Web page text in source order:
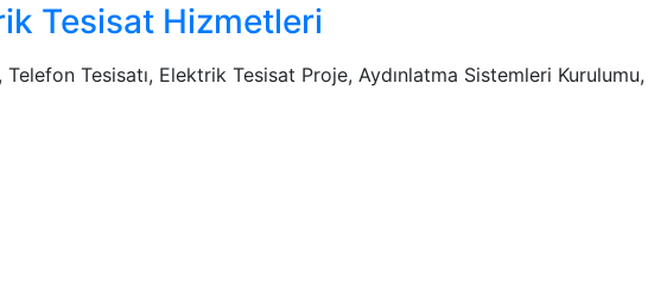
Tesisat Hizmetleri
Telefon Tesisatı, Elektrik Tesisat Proje, Aydınlatma Sistemleri Kurulumu,